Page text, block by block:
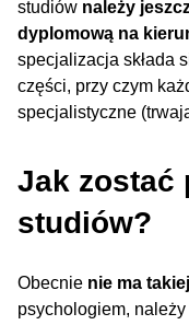
studiów należy
dyplomową na
specjalizacja składa
części, przy czym
specjalistyczne
Jak zostać
studiów?
Obecnie nie ma
psychologiem,